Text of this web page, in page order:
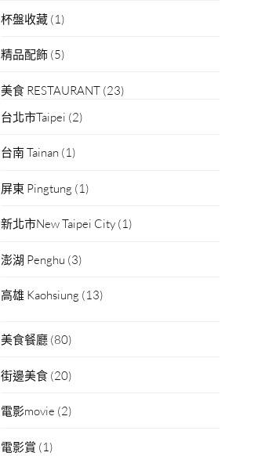
杯盤收藏 (1)
精品配飾 (5)
美食 RESTAURANT (23)
台北市Taipei (2)
台南 Tainan (1)
屏東 Pingtung (1)
新北市New Taipei City (1)
澎湖 Penghu (3)
高雄 Kaohsiung (13)
美食餐廳 (80)
街邊美食 (20)
電影movie (2)
電影賞 (1)